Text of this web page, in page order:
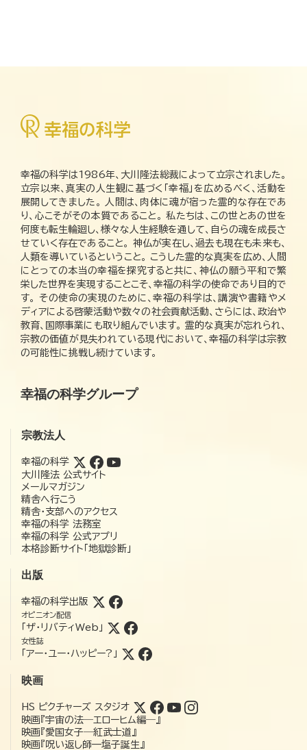
幸福の科学は1986年、大川隆法総裁によって立宗されました。
立宗以来、真実の人生観に基づく「幸福」を広めるべく、活動を
展開してきました。 人間は、肉体に魂が宿った霊的な存在であ
り、心こそがその本質であること。 私たちは、この世とあの世を
何度も転生輪廻し、様々な人生経験を通して、自らの魂を成長さ
せていく存在であること。 神仏が実在し、過去も現在も未来も、
人類を導いているということ。 こうした霊的な真実を広め、人間
にとっての本当の幸福を探究すると共に、神仏の願う平和で繁
栄した世界を実現することこそ、幸福の科学の使命であり目的で
す。 その使命の実現のために、幸福の科学は、講演や書籍やメ
ディアによる啓蒙活動や数々の社会貢献活動、さらには、政治や
教育、国際事業にも取り組んでいます。 霊的な真実が忘れられ、
宗教の価値が見失われている現代において、幸福の科学は宗教
の可能性に挑戦し続けています。
幸福の科学グループ
宗教法人
幸福の科学
大川隆法 公式サイト
メールマガジン
精舎へ行こう
精舎・支部へのアクセス
幸福の科学 法務室
幸福の科学 公式アプリ
本格診断サイト「地獄診断」
出版
幸福の科学出版
オピニオン配信
「ザ・リバティWeb」
女性誌
「アー・ユー・ハッピー?」
映画
HS ピクチャーズ スタジオ
映画『宇宙の法―エローヒム編―』
映画『愛国女子―紅武士道』
映画『呪い返し師—塩子誕生』